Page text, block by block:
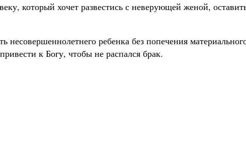
который хочет развестись с неверующей женой,
несовершеннолетнего ребенка без попечения
к Богу, чтобы не распался брак.